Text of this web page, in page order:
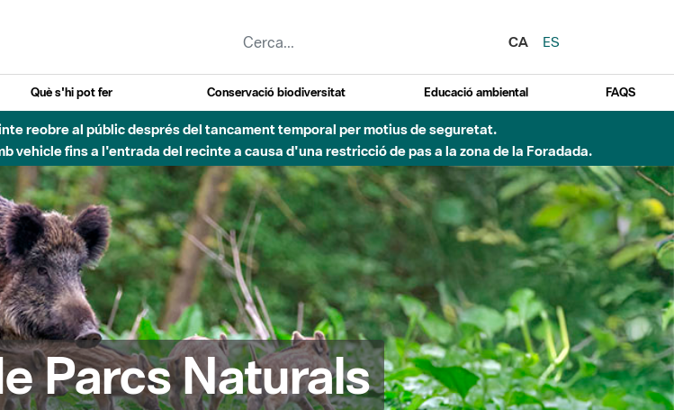
CA
ES
Què s'hi pot fer Conservació biodiversitat Educació ambiental FAQS
reobre al públic després del tancament temporal per motius de seguretat.
vehicle fins a l'entrada del recinte a causa d'una restricció de pas a la zona de la Foradada.
Parcs Naturals